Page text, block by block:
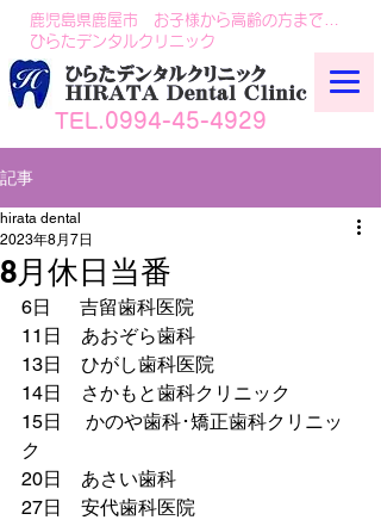
TEL.0994-45-4929
鹿児島県鹿屋市 お子様から高齢の方まで…
ひらたデンタルクリニック
記事
8月休日当番
hirata dental
2023年8月7日
6日      吉留歯科医院
11日    あおぞら歯科
13日　ひがし歯科医院
14日　さかもと歯科クリニック
15日     かのや歯科･矯正歯科クリニッ
ク
20日　あさい歯科
27日　安代歯科医院